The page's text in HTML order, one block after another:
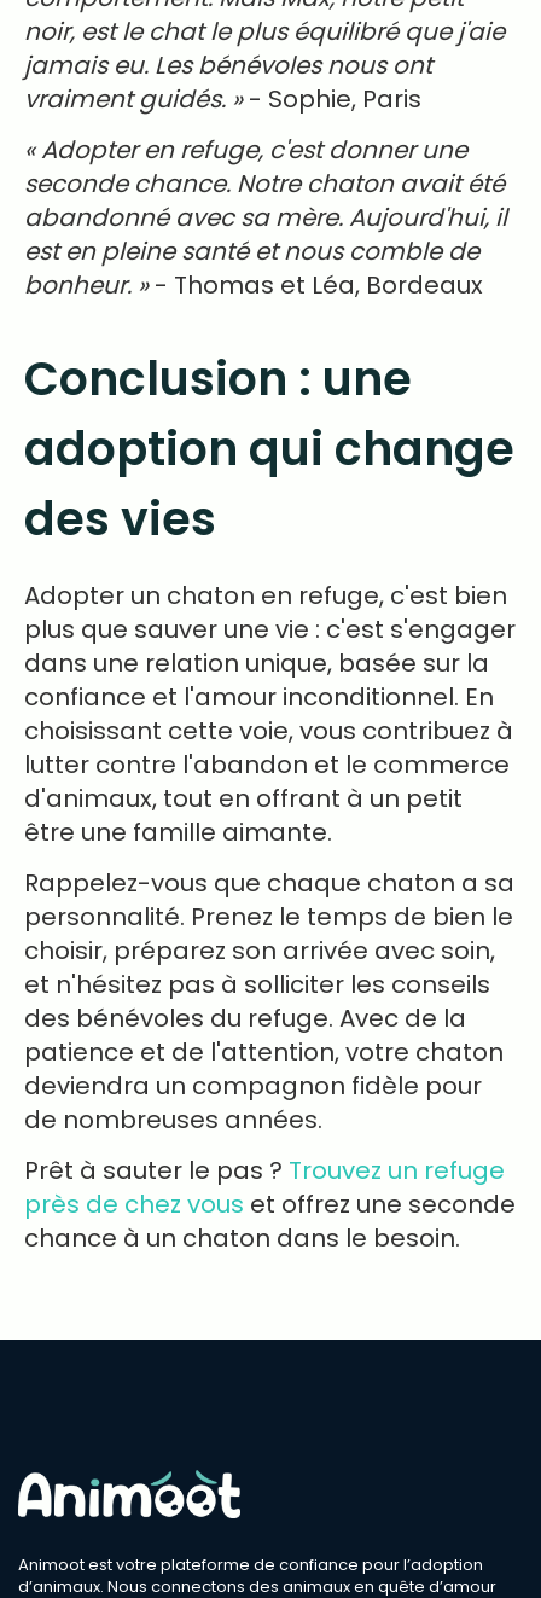
noir, est le chat le plus équilibré que j'aie
jamais eu. Les bénévoles nous ont
vraiment guidés. »- Sophie, Paris
« Adopter en refuge, c'est donner une
seconde chance. Notre chaton avait été
abandonné avec sa mère. Aujourd'hui, il
est en pleine santé et nous comble de
bonheur. »- Thomas et Léa, Bordeaux
Conclusion : une
adoption qui change
des vies
Adopter un chaton en refuge, c'est bien
plus que sauver une vie : c'est s'engager
dans une relation unique, basée sur la
confiance et l'amour inconditionnel. En
choisissant cette voie, vous contribuez à
lutter contre l'abandon et le commerce
d'animaux, tout en offrant à un petit
être une famille aimante.
Rappelez-vous que chaque chaton a sa
personnalité. Prenez le temps de bien le
choisir, préparez son arrivée avec soin,
et n'hésitez pas à solliciter les conseils
des bénévoles du refuge. Avec de la
patience et de l'attention, votre chaton
deviendra un compagnon fidèle pour
de nombreuses années.
Prêt à sauter le pas ? Trouvez un refuge
près de chez vous et offrez une seconde
chance à un chaton dans le besoin.
Animoot est votre plateforme de confiance pour l’adoption
d’animaux. Nous connectons des animaux en quête d’amour